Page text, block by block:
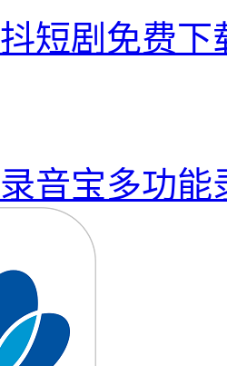
抖短剧免费下
录音宝多功能